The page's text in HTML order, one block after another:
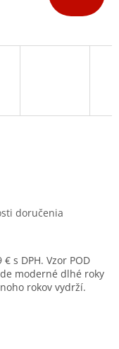
doručenia
s DPH. Vzor POD
moderné dlhé roky
rokov vydrží.